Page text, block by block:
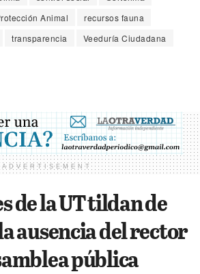
Animal
recursos fauna
transparencia
Veeduría Ciudadana
ADVERTISEMENT
de la UT tildan de
ausencia del rector
pública